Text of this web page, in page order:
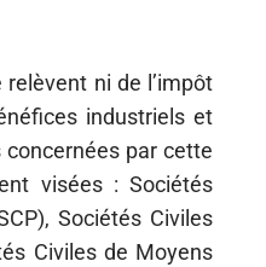
ni de l’impôt
industriels et
par cette
visées : Sociétés
Sociétés Civiles
Civiles de Moyens